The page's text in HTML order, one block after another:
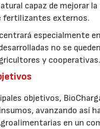
capaz de mejorar
fertilizantes externos.
especialmente
no se
y cooperativas.
objetivos,
avanzando así
en un